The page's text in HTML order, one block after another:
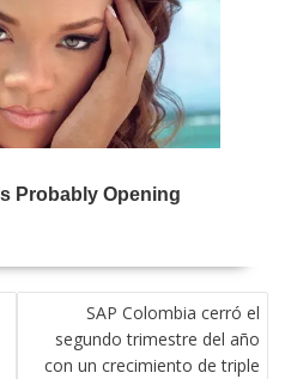
SAP Colombia cerró el
segundo trimestre del año
con un crecimiento de triple